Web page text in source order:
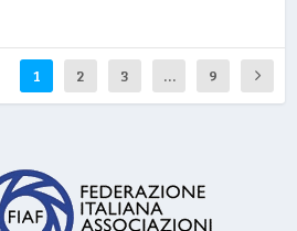
1 2 3 … 9